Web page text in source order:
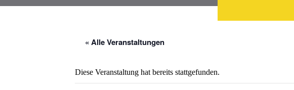
« Alle Veranstaltungen
Diese Veranstaltung hat bereits stattgefunden.